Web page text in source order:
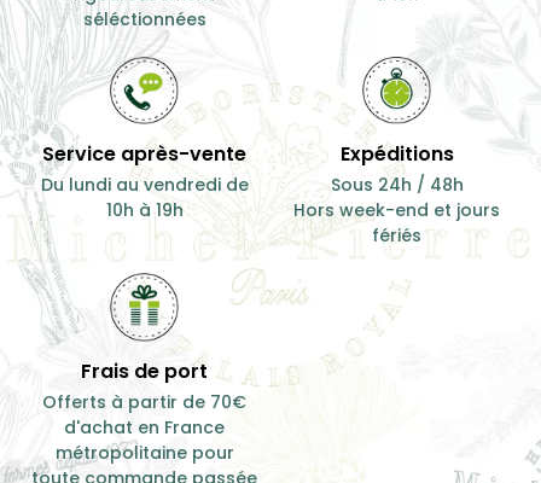
séléctionnées
Service après-vente
Du lundi au vendredi de
10h à 19h
Expéditions
Sous 24h / 48h
Hors week-end et jours
fériés
Frais de port
Offerts à partir de 70€
d'achat en France
métropolitaine pour
toute commande passée